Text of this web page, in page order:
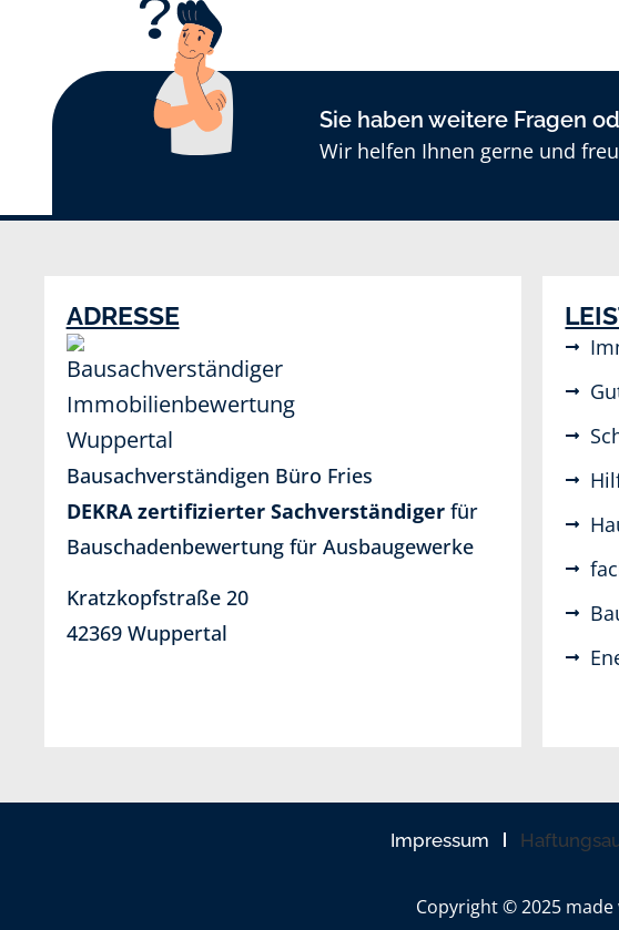
Sie haben weitere Fragen
Wir helfen Ihnen gerne und
ADRESSE
Bausachverständigen Büro Fries
DEKRA zertifizierter Sachverständigerfür
Bauschadenbewertung für Ausbaugewerke
Kratzkopfstraße 20
42369 Wuppertal
Impressum
Copyright © 2025 made